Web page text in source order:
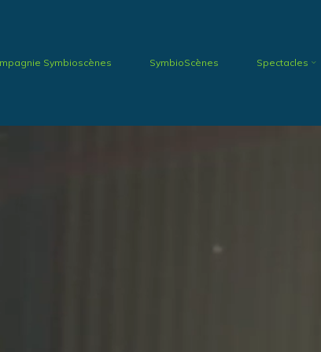
Symbioscènes SymbioScènes Spectacles